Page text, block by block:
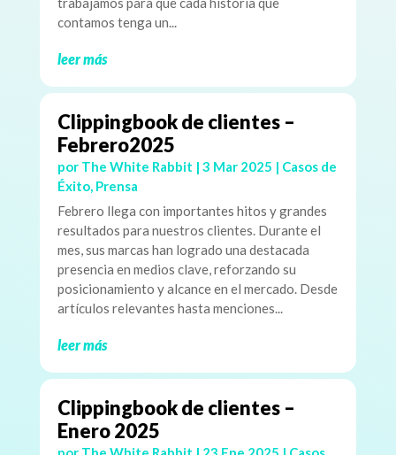
contamos tenga un...
leer más
Clippingbook de clientes –
Febrero2025
por The White Rabbit | 3 Mar 2025 | Casos de
Éxito, Prensa
Febrero llega con importantes hitos y grandes
resultados para nuestros clientes. Durante el
mes, sus marcas han logrado una destacada
presencia en medios clave, reforzando su
posicionamiento y alcance en el mercado. Desde
artículos relevantes hasta menciones...
leer más
Clippingbook de clientes –
Enero 2025